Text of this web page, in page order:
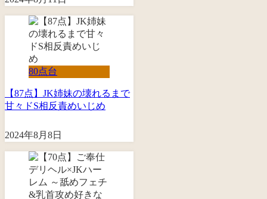
80点台
【87点】JK姉妹の壊れるまで
甘々ドS相反責めいじめ
2024年8月8日